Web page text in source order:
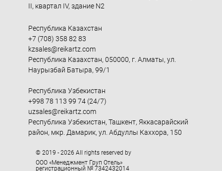
II, квартал IV, здание N2
Республика Казахстан
+7 (708) 358 82 83
kzsales@reikartz.com
Республика Казахстан, 050000, г. Алматы, ул.
Наурызбай Батыра, 99/1
Республика Узбекистан
+998 78 113 99 74 (24/7)
uzsales@reikartz.com
Республика Узбекистан, Ташкент, Яккасарайский
район, мкр. Дамарик, ул. Абдуллы Каххора, 150
© 2019 - 2026 All rights reserved by
ООО «Менеджмент Груп Отель»
регистрационный № 7342432014